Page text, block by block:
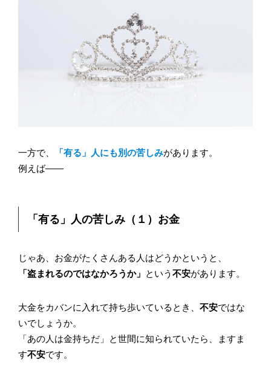
一方で、 「有る」人にも別の苦しみがあります。
例えば――
「有る」人の苦しみ（１）お金
じゃあ、お金がたくさんある人はどうかというと、
「盗まれるのではなかろうか」 という 不安があります。
大金をカバンに入れて持ち歩いているとき、 不安ではな
いでしょうか。
「あの人は金持ちだ」と世間に知られていたら、ますま
す不安です。